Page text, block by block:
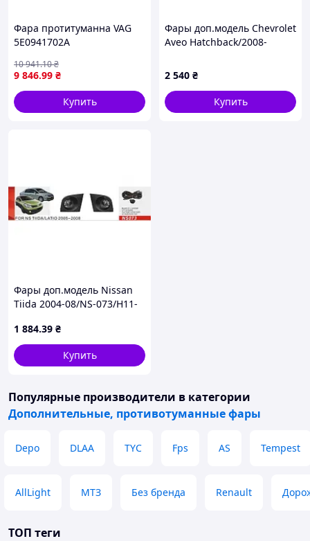
Фара протитуманна VAG
5E0941702A
9 846.99 ₴
10 941.10₴
Купить
Фары доп.модель Chevrolet
Aveo Hatchback/2008-
эл.проводка (00000020973)
2 540 ₴
Купить
Фары доп.модель Nissan
Tiida 2004-08/NS-073/H11-
(00000010610)
1 884.39 ₴
Купить
Популярные производители в категории
Дополнительные, противотуманные фары
Depo DLAA TYC Fps AS Tempest
AllLight МТЗ Без бренда Renault
ТОП теги